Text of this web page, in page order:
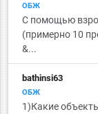
ОБЖ
С помощью
(примерно 10
&...
bathinsi63
ОБЖ
1)Какие